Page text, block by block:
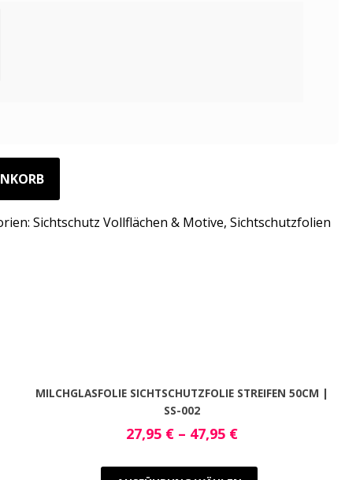
Sichtschutz Vollflächen & Motive,Sichtschutzfolien
MILCHGLASFOLIE SICHTSCHUTZFOLIE STREIFEN 50CM |
SS-002
27,95 €– 47,95 €